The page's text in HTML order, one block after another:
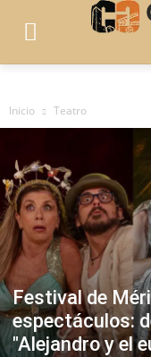
Inicio Teatro
Festival de
espectáculos:
"Alejandro y el